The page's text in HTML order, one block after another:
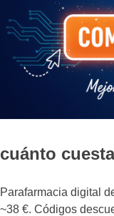
cuánto cuesta
Parafarmacia digital
~38 €. Códigos